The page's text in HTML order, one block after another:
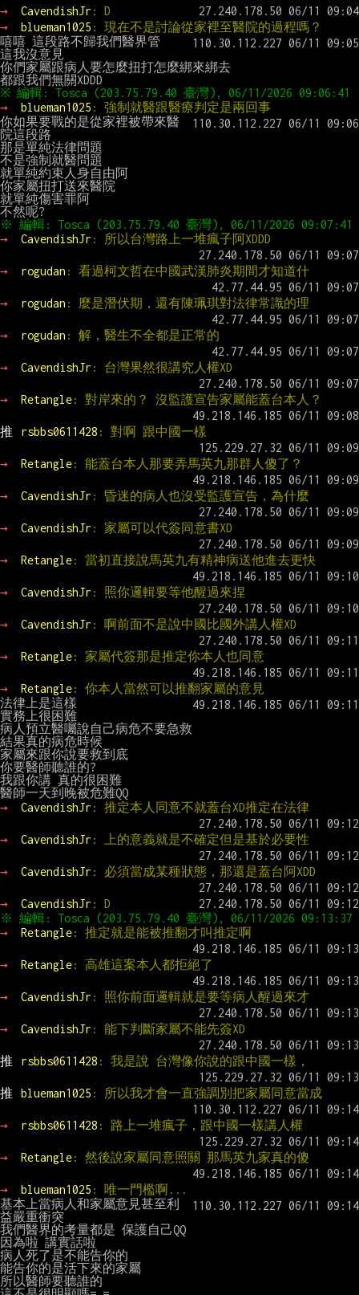
→ CavendishJr : D
→
blueman1025 : 現在不是討論從家裡至醫院的過程嗎？
嘻嘻 這段路不歸我們醫界管
這我沒意見
你們家屬跟病人要怎麼扭打怎麼綁來綁去
→
blueman1025 : 強制就醫跟醫療判定是兩回事
你如果要戰的是從家裡被帶來醫
院這段路
那是單純法律問題
不是強制就醫問題
就單純約束人身自由阿
你家屬扭打送來醫院
就單純傷害罪阿
→
CavendishJr : 所以台灣路上一堆瘋子阿XDDD
→ rogudan : 看過柯文哲在中國武漢肺炎期間才知道什
→ rogudan : 麼是潛伏期，還有陳珮琪對法律常識的理
→ rogudan : 解，醫生不全都是正常的
→ CavendishJr : 台灣果然很講究人權XD
→ Retangle: 對岸來的？ 沒監護宣告家屬能蓋台本人？
推 rsbbs0611428 : 對啊 跟中國一樣
→ Retangle: 能蓋台本人那要弄馬英九那群人傻了？
→ CavendishJr : 昏迷的病人也沒受監護宣告，為什麼
→ CavendishJr : 家屬可以代簽同意書XD
→ Retangle: 當初直接說馬英九有精神病送他進去更快
→ CavendishJr : 照你邏輯要等他醒過來捏
→ CavendishJr : 啊前面不是說中國比國外講人權XD
→ Retangle: 家屬代簽那是推定你本人也同意
→ Retangle: 你本人當然可以推翻家屬的意見
法律上是這樣
實務上很困難
病人預立醫囑說自己病危不要急救
結果真的病危時候
家屬來跟你說要救到底
你要醫師聽誰的?
我跟你講 真的很困難
→
CavendishJr : 推定本人同意不就蓋台XD推定在法律
→ CavendishJr : 上的意義就是不確定但是基於必要性
→ CavendishJr : 必須當成某種狀態，那還是蓋台阿XDD
→ CavendishJr : D
→
Retangle: 推定就是能被推翻才叫推定啊
→ Retangle: 高雄這案本人都拒絕了
→ CavendishJr : 照你前面邏輯就是要等病人醒過來才
→ CavendishJr : 能下判斷家屬不能先簽XD
推 rsbbs0611428 : 我是說 台灣像你說的跟中國一樣，
推 blueman1025 : 所以我才會一直強調別把家屬同意當成
→ rsbbs0611428 : 路上一堆瘋子，跟中國一樣講人權
→ Retangle: 然後說家屬同意照關 那馬英九家真的傻
→ blueman1025 : 唯一門檻啊...
基本上當病人和家屬意見甚至利
益嚴重衝突
我們醫界的考量都是 保護自己QQ
因為啦 講實話啦
病人死了是不能告你的
能告你的是活下來的家屬
所以醫師要聽誰的